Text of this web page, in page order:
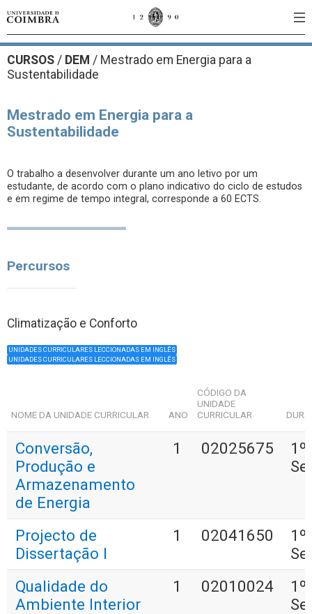
CURSOS / DEM / Mestrado em Energia para a
Sustentabilidade
Mestrado em Energia para a
Sustentabilidade
O trabalho a desenvolver durante um ano letivo por um
estudante, de acordo com o plano indicativo do ciclo de estudos
e em regime de tempo integral, corresponde a 60 ECTS.
Percursos
Climatização e Conforto
UNIDADES CURRICULARES LECCIONADAS EM INGLÊS
UNIDADES CURRICULARES LECCIONADAS EM INGLÊS
NOME DA UNIDADE CURRICULAR ANO
CÓDIGO DA
UNIDADE
CURRICULAR
Conversão,
Produção e
Armazenamento
de Energia
1 02025675
1º
Projecto de
Dissertação I
1 02041650
1º
Qualidade do
Ambiente Interior
1 02010024
1º